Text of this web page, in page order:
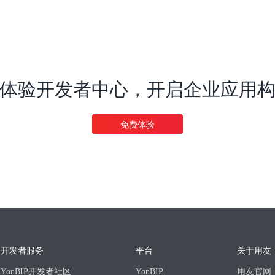
验开发者中心，开启企业应用
免费体验
开发者服务
YonBIP开发者社区
平台
YonBIP
关于用友
用友官网